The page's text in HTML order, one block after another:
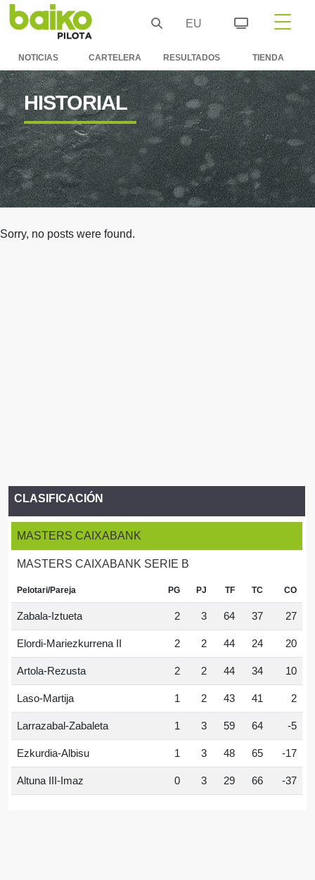
EU
NOTICIAS CARTELERA RESULTADOS TIENDA
HISTORIAL
Sorry, no posts were found.
CLASIFICACIÓN
MASTERS CAIXABANK
MASTERS CAIXABANK SERIE B
Pelotari/Pareja PG PJ TF TC CO
Zabala-Iztueta 2 3 64 37 27
Elordi-Mariezkurrena II 2 2 44 24 20
Artola-Rezusta 2 2 44 34 10
Laso-Martija 1 2 43 41 2
Larrazabal-Zabaleta 1 3 59 64 -5
Ezkurdia-Albisu 1 3 48 65 -17
Altuna III-Imaz 0 3 29 66 -37